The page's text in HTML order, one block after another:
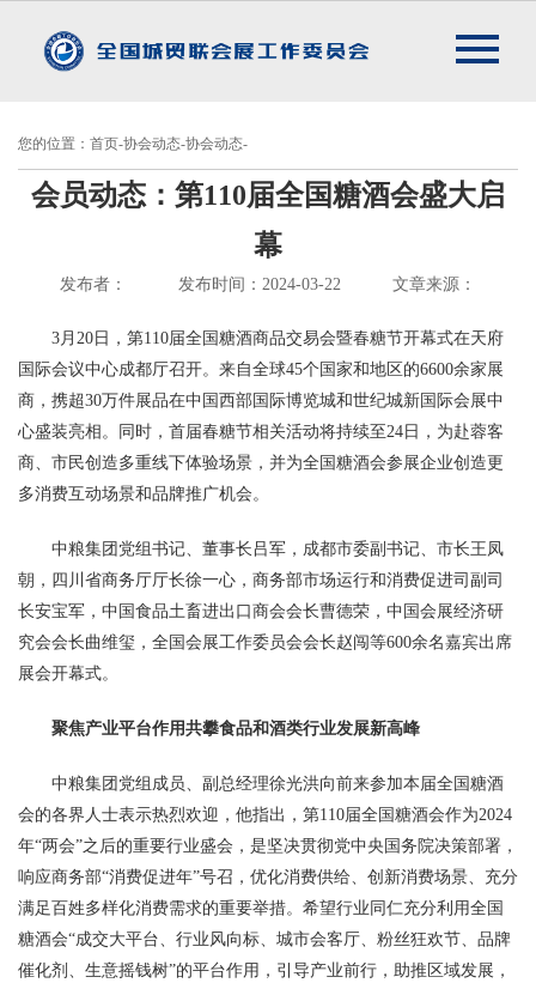
您的位置：首页-协会动态-协会动态-
会员动态：第110届全国糖酒会盛大启
幕
发布者： 发布时间：2024-03-22 文章来源：
3月20日，第110届全国糖酒商品交易会暨春糖节开幕式在天府
国际会议中心成都厅召开。来自全球45个国家和地区的6600余家展
商，携超30万件展品在中国西部国际博览城和世纪城新国际会展中
心盛装亮相。同时，首届春糖节相关活动将持续至24日，为赴蓉客
商、市民创造多重线下体验场景，并为全国糖酒会参展企业创造更
多消费互动场景和品牌推广机会。
中粮集团党组书记、董事长吕军，成都市委副书记、市长王凤
朝，四川省商务厅厅长徐一心，商务部市场运行和消费促进司副司
长安宝军，中国食品土畜进出口商会会长曹德荣，中国会展经济研
究会会长曲维玺，全国会展工作委员会会长赵闯等600余名嘉宾出席
展会开幕式。
聚焦产业平台作用共攀食品和酒类行业发展新高峰
中粮集团党组成员、副总经理徐光洪向前来参加本届全国糖酒
会的各界人士表示热烈欢迎，他指出，第110届全国糖酒会作为2024
年“两会”之后的重要行业盛会，是坚决贯彻党中央国务院决策部署，
响应商务部“消费促进年”号召，优化消费供给、创新消费场景、充分
满足百姓多样化消费需求的重要举措。希望行业同仁充分利用全国
糖酒会“成交大平台、行业风向标、城市会客厅、粉丝狂欢节、品牌
催化剂、生意摇钱树”的平台作用，引导产业前行，助推区域发展，